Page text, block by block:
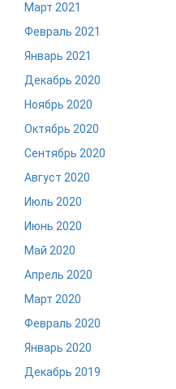
Март 2021
Февраль 2021
Январь 2021
Декабрь 2020
Ноябрь 2020
Октябрь 2020
Сентябрь 2020
Август 2020
Июль 2020
Июнь 2020
Май 2020
Апрель 2020
Март 2020
Февраль 2020
Январь 2020
Декабрь 2019